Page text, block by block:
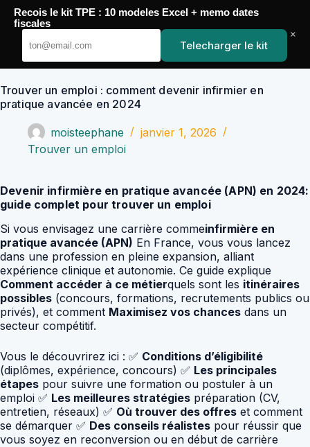
Passer
contenu
YoupiJobs
Trouver un emploi : comment devenir infirmier en
pratique avancée en 2024
moisteephane
janvier 1, 2026
Trouver un emploi
Devenir infirmière en pratique avancée (APN) en 2024:
guide complet pour trouver un emploi
Si vous envisagez une carrière commeinfirmière en
pratique avancée (APN) En France, vous vous lancez
dans une profession en pleine expansion, alliant
expérience clinique et autonomie. Ce guide explique
Comment accéder à ce métierquels sont les itinéraires
possibles (concours, formations, recrutements publics ou
privés), et comment Maximisez vos chances dans un
secteur compétitif.
Vous le découvrirez ici : ✅ Conditions d’éligibilité
(diplômes, expérience, concours) ✅ Les principales
étapes pour suivre une formation ou postuler à un
emploi ✅ Les meilleures stratégies préparation (CV,
entretien, réseaux) ✅ Où trouver des offres et comment
se démarquer ✅ Des conseils réalistes pour réussir que
vous soyez en reconversion ou en début de carrière
Recois le kit TPE : 10 modeles Excel + memo dates
fiscales
Telecharger le kit
×